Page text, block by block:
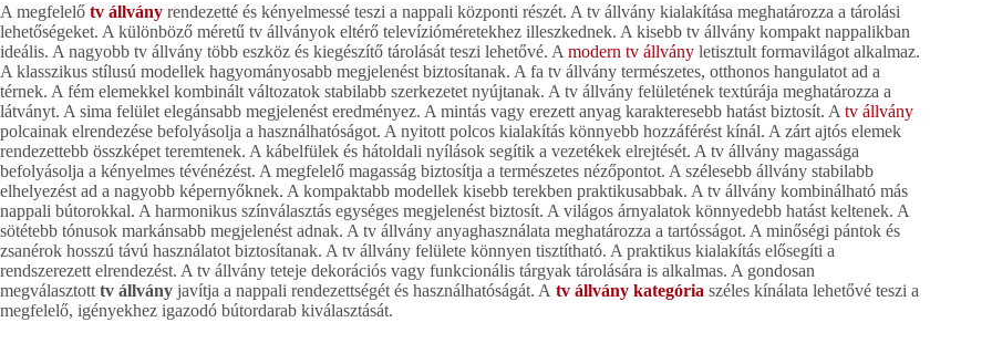
A megfelelő tv állvány rendezetté és kényelmessé teszi a nappali központi részét. A tv állvány kialakítása meghatározza a tárolási
lehetőségeket. A különböző méretű tv állványok eltérő televízióméretekhez illeszkednek. A kisebb tv állvány kompakt nappalikban
ideális. A nagyobb tv állvány több eszköz és kiegészítő tárolását teszi lehetővé. A modern tv állvány letisztult formavilágot alkalmaz.
A klasszikus stílusú modellek hagyományosabb megjelenést biztosítanak. A fa tv állvány természetes, otthonos hangulatot ad a
térnek. A fém elemekkel kombinált változatok stabilabb szerkezetet nyújtanak. A tv állvány felületének textúrája meghatározza a
látványt. A sima felület elegánsabb megjelenést eredményez. A mintás vagy erezett anyag karakteresebb hatást biztosít. A tv állvány
polcainak elrendezése befolyásolja a használhatóságot. A nyitott polcos kialakítás könnyebb hozzáférést kínál. A zárt ajtós elemek
rendezettebb összképet teremtenek. A kábelfülek és hátoldali nyílások segítik a vezetékek elrejtését. A tv állvány magassága
befolyásolja a kényelmes tévénézést. A megfelelő magasság biztosítja a természetes nézőpontot. A szélesebb állvány stabilabb
elhelyezést ad a nagyobb képernyőknek. A kompaktabb modellek kisebb terekben praktikusabbak. A tv állvány kombinálható más
nappali bútorokkal. A harmonikus színválasztás egységes megjelenést biztosít. A világos árnyalatok könnyedebb hatást keltenek. A
sötétebb tónusok markánsabb megjelenést adnak. A tv állvány anyaghasználata meghatározza a tartósságot. A minőségi pántok és
zsanérok hosszú távú használatot biztosítanak. A tv állvány felülete könnyen tisztítható. A praktikus kialakítás elősegíti a
rendszerezett elrendezést. A tv állvány teteje dekorációs vagy funkcionális tárgyak tárolására is alkalmas. A gondosan
megválasztott tv állvány javítja a nappali rendezettségét és használhatóságát. A tv állvány kategória széles kínálata lehetővé teszi a
megfelelő, igényekhez igazodó bútordarab kiválasztását.